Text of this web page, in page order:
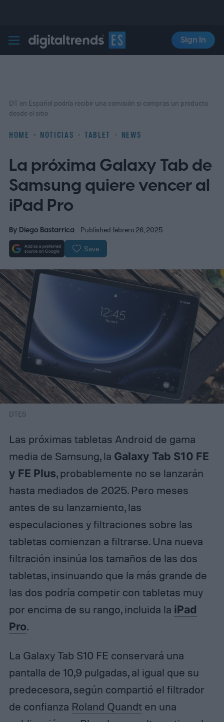
Digital Trends Español
Sign In
HOME NOTICIAS TABLET NEWS
DT en Español podría recibir una comisión si compras un producto
desde el sitio
La próxima Galaxy Tab de
Samsung quiere vencer al
iPad Pro
By Diego Bastarrica Published febrero 26, 2025
Save
DTES
Las próximas tabletas Android de gama
media de Samsung, la Galaxy Tab S10 FE
y FE Plus, probablemente no se lanzarán
hasta mediados de 2025. Pero meses
antes de su lanzamiento, las
especulaciones y filtraciones sobre las
tabletas comienzan a filtrarse. Una nueva
filtración insinúa los tamaños de las dos
tabletas, insinuando que la más grande de
las dos podría competir con tabletas muy
por encima de su rango, incluida la iPad
Pro.
La Galaxy Tab S10 FE conservará una
pantalla de 10,9 pulgadas, al igual que su
predecesora, según compartió el filtrador
de confianza Roland Quandten una